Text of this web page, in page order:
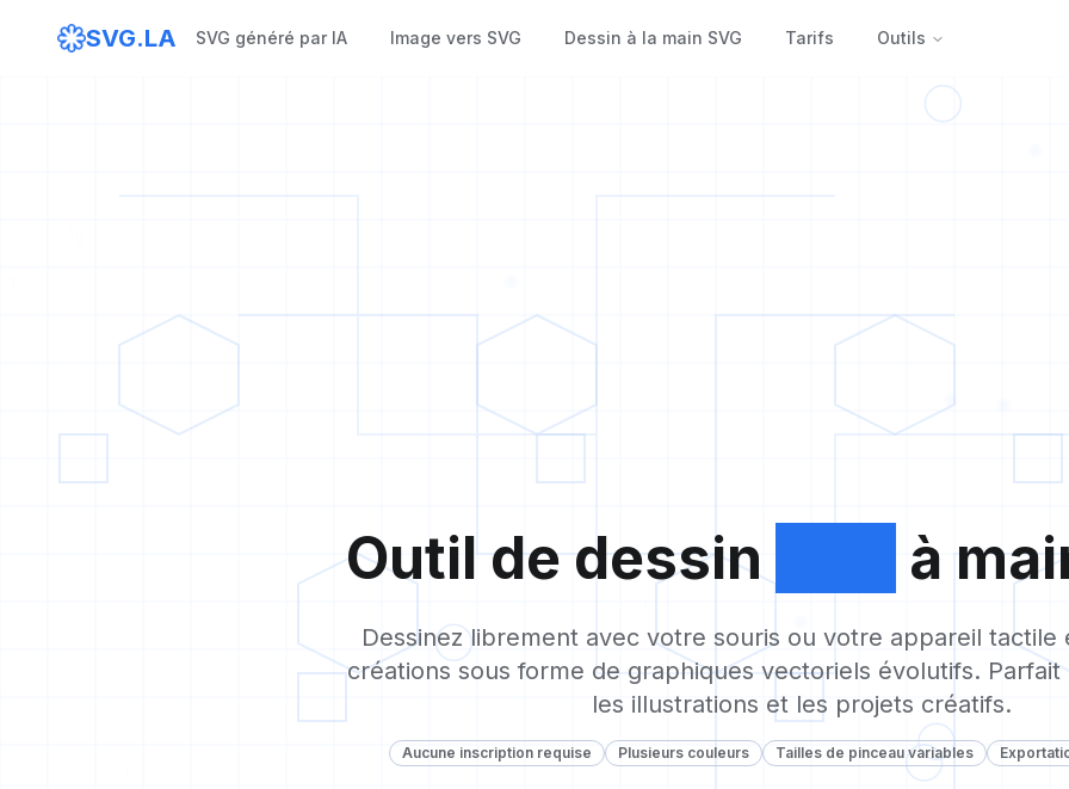
SVG.LA SVG généré par IA Image vers SVG Dessin à la main SVG Tarifs Outils
Outil de dessin à
Dessinez librement avec votre souris ou votre appareil tactile
créations sous forme de graphiques vectoriels évolutifs.
les illustrations et les projets créatifs.
Aucune inscription requise Plusieurs couleurs Tailles de pinceau variables